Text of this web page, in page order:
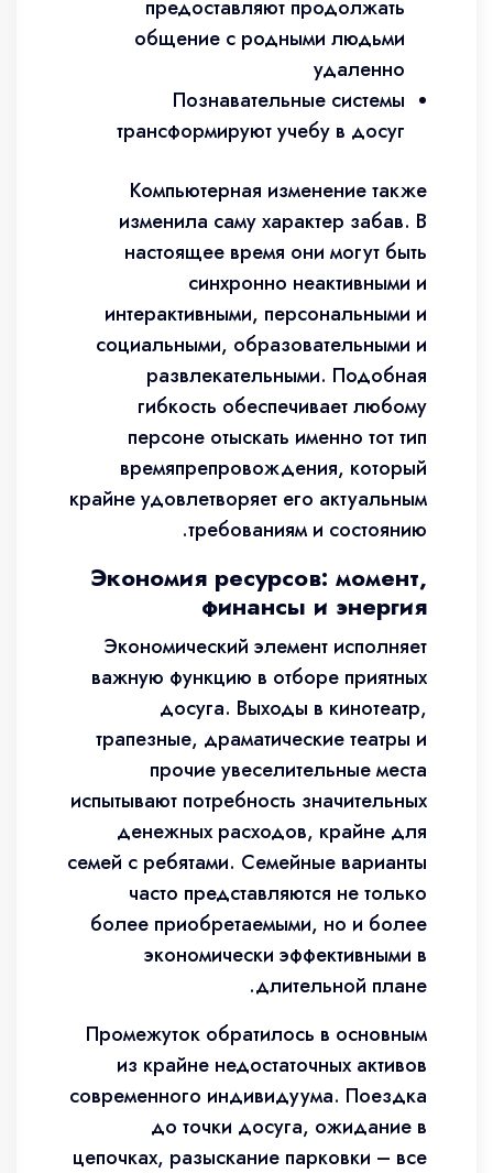
предоставляют продолжать
общение с родными людьми
удаленно
Познавательные системы
трансформируют учебу в досуг
Компьютерная изменение также
изменила саму характер забав. В
настоящее время они могут быть
синхронно неактивными и
интерактивными, персональными и
социальными, образовательными и
развлекательными. Подобная
гибкость обеспечивает любому
персоне отыскать именно тот тип
времяпрепровождения, который
крайне удовлетворяет его актуальным
требованиям и состоянию.
Экономия ресурсов: момент,
финансы и энергия
Экономический элемент исполняет
важную функцию в отборе приятных
досуга. Выходы в кинотеатр,
трапезные, драматические театры и
прочие увеселительные места
испытывают потребность значительных
денежных расходов, крайне для
семей с ребятами. Семейные варианты
часто представляются не только
более приобретаемыми, но и более
экономически эффективными в
длительной плане.
Промежуток обратилось в основным
из крайне недостаточных активов
современного индивидуума. Поездка
до точки досуга, ожидание в
цепочках, разыскание парковки – все